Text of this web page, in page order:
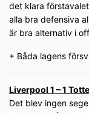
det klara
alla bra defensiva
är bra alternativ i
+ Båda lagens
Liverpool 1 – 1
Det blev ingen